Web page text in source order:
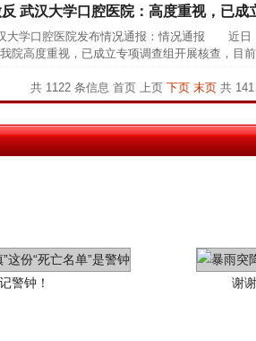
武汉大学口腔医院：高度重视，已成
学口腔医院发布情况通报：情况通报 近日
院高度重视，已成立专项调查组开展核查，目
共 1122 条信息 首页 上页 下页 末页共 141